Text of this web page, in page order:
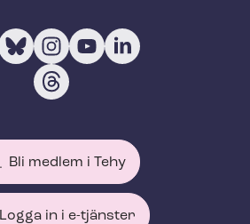
Bli medlem i Tehy
Logga in i e-tjänster